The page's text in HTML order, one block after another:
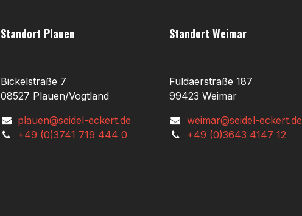
Standort Plauen
Bickelstraße 7
08527 Plauen/Vogtland
plauen@seidel-eckert.de
+49 (0)3741 719 444 0
Standort Weimar
Fuldaerstraße 187
99423 Weimar
weimar@seidel-eckert.de
+49 (0)3643 4147 12